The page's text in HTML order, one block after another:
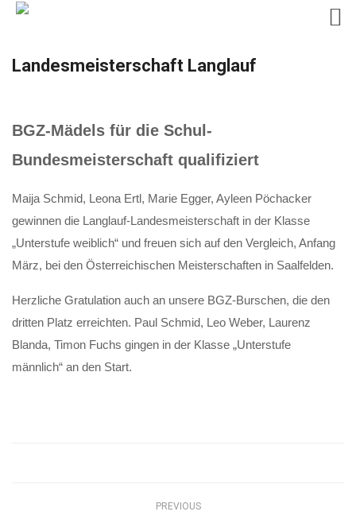
Landesmeisterschaft Langlauf
BGZ-Mädels für die Schul-
Bundesmeisterschaft qualifiziert
Maija Schmid, Leona Ertl, Marie Egger, Ayleen Pöchacker
gewinnen die Langlauf-Landesmeisterschaft in der Klasse
„Unterstufe weiblich“ und freuen sich auf den Vergleich, Anfang
März, bei den Österreichischen Meisterschaften in Saalfelden.
Herzliche Gratulation auch an unsere BGZ-Burschen, die den
dritten Platz erreichten. Paul Schmid, Leo Weber, Laurenz
Blanda, Timon Fuchs gingen in der Klasse „Unterstufe
männlich“ an den Start.
PREVIOUS